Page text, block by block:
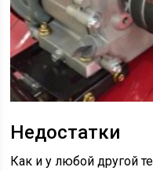
Недостатки
Как и у любой другой